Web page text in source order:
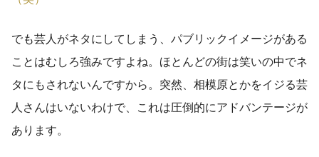
でも芸人がネタにしてしまう、パブリックイメージがある
ことはむしろ強みですよね。ほとんどの街は笑いの中でネ
タにもされないんですから。突然、相模原とかをイジる芸
人さんはいないわけで、これは圧倒的にアドバンテージが
あります。